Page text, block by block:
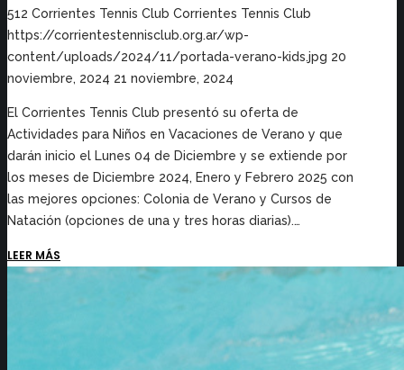
512 Corrientes Tennis Club Corrientes Tennis Club
https://corrientestennisclub.org.ar/wp-
content/uploads/2024/11/portada-verano-kids.jpg 20
noviembre, 2024 21 noviembre, 2024
El Corrientes Tennis Club presentó su oferta de
Actividades para Niños en Vacaciones de Verano y que
darán inicio el Lunes 04 de Diciembre y se extiende por
los meses de Diciembre 2024, Enero y Febrero 2025 con
las mejores opciones: Colonia de Verano y Cursos de
Natación (opciones de una y tres horas diarias).…
LEER MÁS